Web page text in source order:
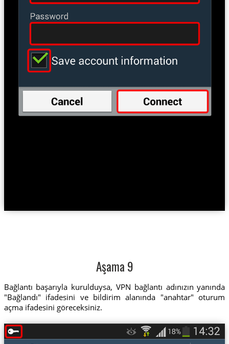
Aşama 9
Bağlantı başarıyla kurulduysa, VPN bağlantı adınızın yanında
"Bağlandı" ifadesini ve bildirim alanında "anahtar" oturum
açma ifadesini göreceksiniz.